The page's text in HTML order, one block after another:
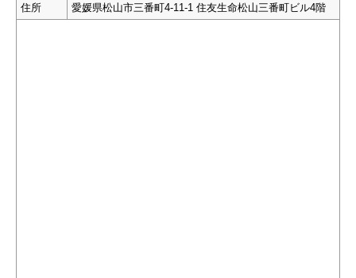
住所
愛媛県松山市三番町4-11-1 住友生命松山三番町ビル4階